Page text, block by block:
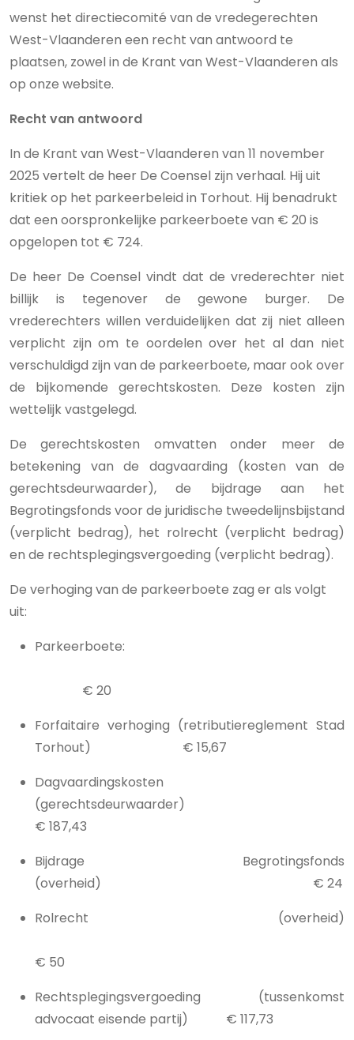
wenst het directiecomité van de vredegerechten
West-Vlaanderen een recht van antwoord te
plaatsen, zowel in de Krant van West-Vlaanderen als
op onze website.
Recht van antwoord
In de Krant van West-Vlaanderen van 11 november
2025 vertelt de heer De Coensel zijn verhaal. Hij uit
kritiek op het parkeerbeleid in Torhout. Hij benadrukt
dat een oorspronkelijke parkeerboete van € 20 is
opgelopen tot € 724.
De heer De Coensel vindt dat de vrederechter niet
billijk is tegenover de gewone burger. De
vrederechters willen verduidelijken dat zij niet alleen
verplicht zijn om te oordelen over het al dan niet
verschuldigd zijn van de parkeerboete, maar ook over
de bijkomende gerechtskosten. Deze kosten zijn
wettelijk vastgelegd.
De gerechtskosten omvatten onder meer de
betekening van de dagvaarding (kosten van de
gerechtsdeurwaarder), de bijdrage aan het
Begrotingsfonds voor de juridische tweedelijnsbijstand
(verplicht bedrag), het rolrecht (verplicht bedrag)
en de rechtsplegingsvergoeding (verplicht bedrag).
De verhoging van de parkeerboete zag er als volgt
uit:
Parkeerboete:
€ 20
Forfaitaire verhoging (retributiereglement Stad
Torhout) € 15,67
Dagvaardingskosten
(gerechtsdeurwaarder)
€ 187,43
Bijdrage Begrotingsfonds
(overheid) € 24
Rolrecht (overheid)
€ 50
Rechtsplegingsvergoeding (tussenkomst
advocaat eisende partij) € 117,73